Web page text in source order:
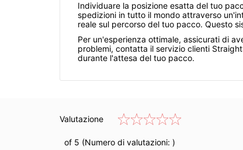
Individuare la posizione esatta del tuo
spedizioni in tutto il mondo attraverso
reale sul percorso del tuo pacco. Questo
Per un'esperienza ottimale, assicurati di
problemi, contatta il servizio clienti
durante l'attesa del tuo pacco.
Valutazione
of 5 (Numero di valutazioni: )